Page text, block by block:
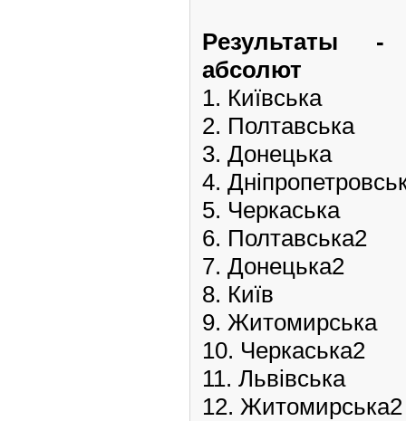
Pезультаты
абсолют
1. Київська
2. Полтавська
3. Донецька
4.
5. Черкаська
6. Полтавська2
7. Донецька2
8. Київ
9. Житомирська
10. Черкаська2
11. Львівська
12. Житомирська2